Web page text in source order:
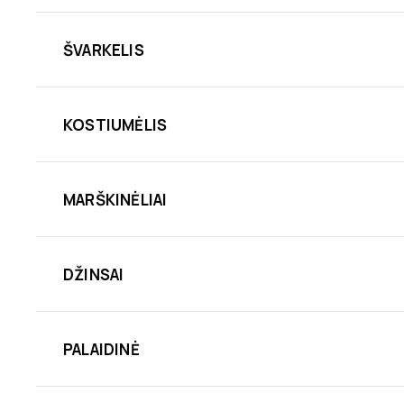
ŠVARKELIS
KOSTIUMĖLIS
MARŠKINĖLIAI
DŽINSAI
PALAIDINĖ